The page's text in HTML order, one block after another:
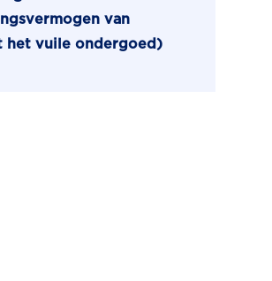
van
het vuile ondergoed)